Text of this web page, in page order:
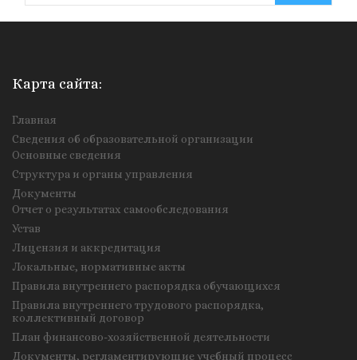
Карта сайта:
Главная
Сведения об образовательной организации
Основные сведения
Структура и органы управления
Документы
Отчет о результатах самообследования
Устав
Лицензия и аккредитация
Локальные, нормативные акты
Правила внутреннего распорядка обучающихся
Правила внутреннего трудового распорядка,
коллективный договор
План финансово-хозяйственной деятельности
Документы, регламентирующие учебный процесс